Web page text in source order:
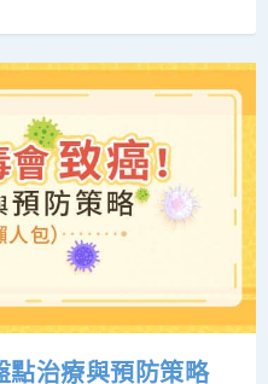
點治療與預防策略